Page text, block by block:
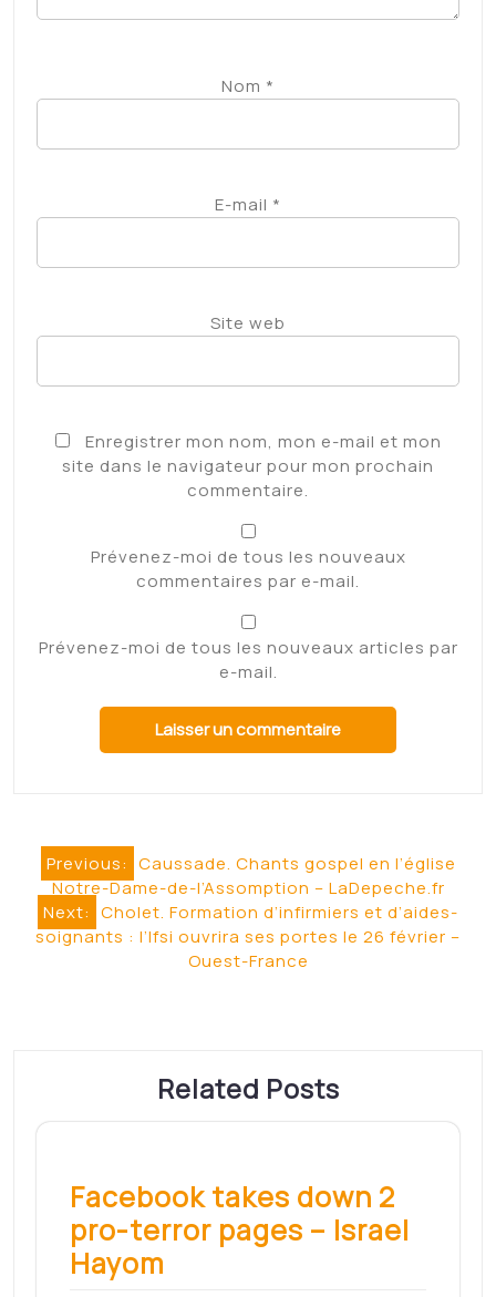
Nom *
E-mail *
Site web
Enregistrer mon nom, mon e-mail et mon
site dans le navigateur pour mon prochain
commentaire.
Prévenez-moi de tous les nouveaux
commentaires par e-mail.
Prévenez-moi de tous les nouveaux articles par
e-mail.
Navigation
de
l’article
Previous: Caussade. Chants gospel en l’église
Notre-Dame-de-l’Assomption – LaDepeche.fr
Next: Cholet. Formation d’infirmiers et d’aides-
soignants : l’Ifsi ouvrira ses portes le 26 février –
Ouest-France
Related Posts
Facebook takes down 2
pro-terror pages – Israel
Hayom